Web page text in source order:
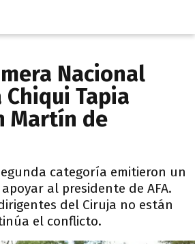
Nacional
Tapia
Martín de
categoría emitieron un
al presidente de AFA.
del Ciruja no están
el conflicto.